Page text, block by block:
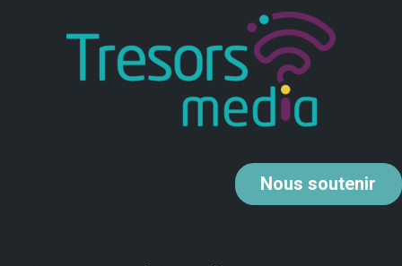
Noussoutenir